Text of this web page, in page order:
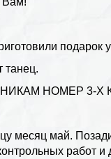
подарок
танец.
НОМЕР 3-Х
месяц май.
работ